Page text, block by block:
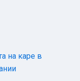
на каре в